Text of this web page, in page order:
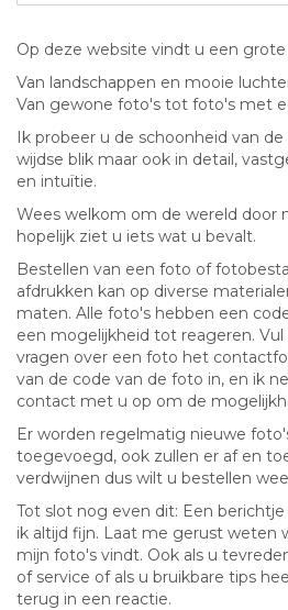
Op deze website vindt u een
Van landschappen en mooie
Van gewone foto's tot foto's met
Ik probeer u de schoonheid van
wijdse blik maar ook in detail,
en intuïtie.
Wees welkom om de wereld door
hopelijk ziet u iets wat u bevalt.
Bestellen van een foto of
afdrukken kan op diverse
maten. Alle foto's hebben een
een mogelijkheid tot reageren.
vragen over een foto het
van de code van de foto in, en ik
contact met u op om de
Er worden regelmatig nieuwe
toegevoegd, ook zullen er af en
verdwijnen dus wilt u bestellen
Tot slot nog even dit: Een
ik altijd fijn. Laat me gerust weten
mijn foto's vindt. Ook als u
of service of als u bruikbare tips
terug in een reactie.